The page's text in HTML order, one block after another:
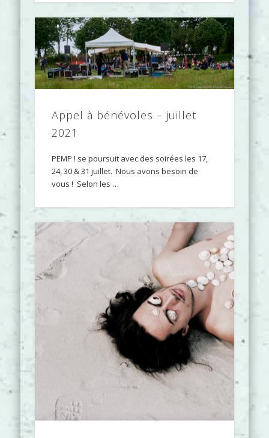
Appel à bénévoles – juillet
2021
PEMP ! se poursuit avec des soirées les 17,
24, 30 & 31 juillet. Nous avons besoin de
vous ! Selon les …